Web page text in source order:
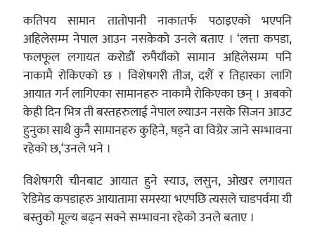
कतिपय सामान तातोपानी नाकातर्फ पठाइएको भएपनि
अहिलेसम्म नेपाल आउन नसकेको उनले बताए । ‘लत्ता कपडा,
फलफूल लगायत करोडौं रुपैयाँको सामान अहिलेसम्म पनि
नाकामै रोकिएको छ । विशेषगरी तीज, दशैं र तिहारका लागि
आयात गर्न लागिएका सामानहरु नाकामै रोकिएका छन् । अबको
केही दिन भित्र ती बस्तहरुलाई नेपाल ल्याउन नसके सिजन आउट
हुनुका साथै कुनै सामानहरु कुहिने, षड्ने वा विग्रेर जाने सम्भावना
रहेको छ,‘उनले भने ।
विशेषगरी चीनबाट आयात हुने स्याउ, लसुन, ओखर लगायत
रेडिमेड कपडाहरु आयातामा समस्या भएपछि त्यसले चाडपर्वमा यी
बस्तुको मूल्य बढ्न सक्ने सम्भावना रहेको उनले बताए ।